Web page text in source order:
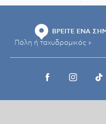
ΒΡΕΙΤΕ ΕΝΑ